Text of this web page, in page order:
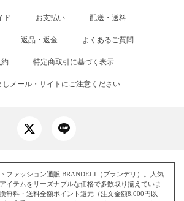
ド お支払い 配送・送料
返品・返金 よくあるご質問
特定商取引に基づく表示
しメール・サイトにご注意ください
ファッション通販 BRANDELI（ブランデリ）。人気
イテムをリーズナブルな価格で多数取り揃えていま
無料・送料全額ポイント還元（注文金額8,000円以